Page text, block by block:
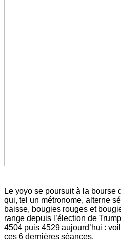
Le yoyo se poursuit à la bourse
qui, tel un métronome, alterne
baisse, bougies rouges et
range depuis l’élection de
4504 puis 4529 aujourd’hui :
ces 6 dernières séances.